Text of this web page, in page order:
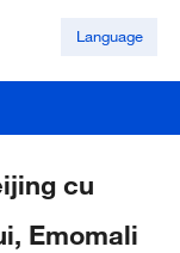
Language
cu
Emomali